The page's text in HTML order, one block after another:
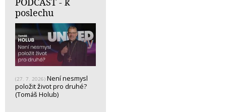
poslechu
(27. 7. 2026) Není nesmysl
položit život pro druhé?
(Tomáš Holub)